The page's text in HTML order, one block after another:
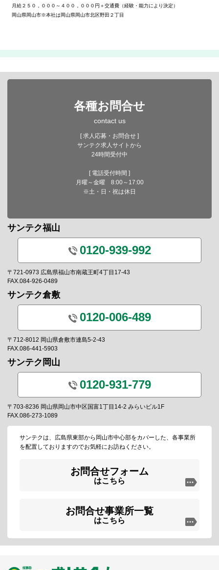
月給２５０，０００～４００，０００円＋交通費（経験・能力により決定）
岡山県岡山市※本社は岡山県岡山市北区野田２丁目
各種お問合せ
contact us
[ 求人応募・お問合せ ]
サンテク求人サイトから
24時間受付中
[ 電話受付時間 ]
月曜～金曜 8:00～17:00
※土・日・祝は休日
サンテク福山
0120-939-992
〒721-0973 広島県福山市南蔵王町4丁目17-43
FAX.084-926-0489
サンテク倉敷
0120-006-489
〒712-8012 岡山県倉敷市連島5-2-43
FAX.086-441-5903
サンテク岡山
0120-931-779
〒703-8236 岡山県岡山市中区国富1丁目14-2 みらいビル1F
FAX.086-273-1089
サンテクは、広島県東部から岡山市中心部をカバーした、各事業所
を配置しておりますのでお気軽にお訪ねください。
お問合せフォーム
はこちら
お問合せ事業所一覧
はこちら